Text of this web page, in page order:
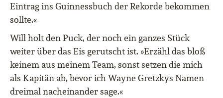
Eintrag ins Guinnessbuch der Rekorde bekommen
sollte.«
Will holt den Puck, der noch ein ganzes Stück
weiter über das Eis gerutscht ist. »Erzähl das bloß
keinem aus meinem Team, sonst setzen die mich
als Kapitän ab, bevor ich Wayne Gretzkys Namen
dreimal nacheinander sage.«